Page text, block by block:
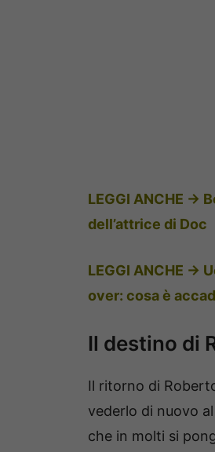
LEGGI ANCHE ->
dell’attrice di Doc
LEGGI ANCHE ->
over: cosa è
Il destino di
Il ritorno di
vederlo di nuovo
che in molti si